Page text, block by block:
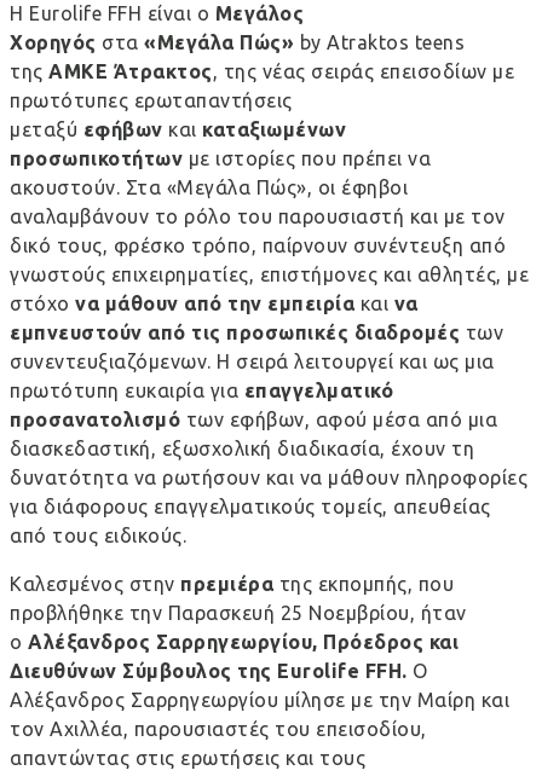
Η Eurolife FFH είναι ο Μεγάλος
Χορηγός στα «Μεγάλα Πώς» by Atraktos teens
της ΑΜΚΕ Άτρακτος, της νέας σειράς επεισοδίων με
πρωτότυπες ερωταπαντήσεις
μεταξύ εφήβων και καταξιωμένων
προσωπικοτήτων με ιστορίες που πρέπει να
ακουστούν. Στα «Μεγάλα Πώς», οι έφηβοι
αναλαμβάνουν το ρόλο του παρουσιαστή και με τον
δικό τους, φρέσκο τρόπο, παίρνουν συνέντευξη από
γνωστούς επιχειρηματίες, επιστήμονες και αθλητές, με
στόχο να μάθουν από την εμπειρίακαι να
εμπνευστούν από τις προσωπικές διαδρομές των
συνεντευξιαζόμενων. Η σειρά λειτουργεί και ως μια
πρωτότυπη ευκαιρία για επαγγελματικό
προσανατολισμό των εφήβων, αφού μέσα από μια
διασκεδαστική, εξωσχολική διαδικασία, έχουν τη
δυνατότητα να ρωτήσουν και να μάθουν πληροφορίες
για διάφορους επαγγελματικούς τομείς, απευθείας
από τους ειδικούς.
Καλεσμένος στην πρεμιέρατης εκπομπής, που
προβλήθηκε την Παρασκευή 25 Νοεμβρίου, ήταν
ο Αλέξανδρος Σαρρηγεωργίου, Πρόεδρος και
Διευθύνων Σύμβουλος της Eurolife FFH. Ο
Αλέξανδρος Σαρρηγεωργίου μίλησε με την Μαίρη και
τον Αχιλλέα, παρουσιαστές του επεισοδίου,
απαντώντας στις ερωτήσεις και τους